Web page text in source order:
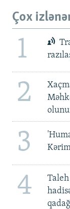
Çox
1
2
3
4
Taleh